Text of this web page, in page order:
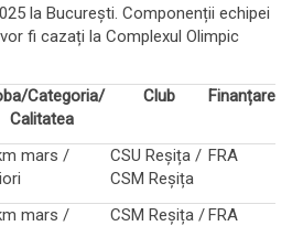
la Bucureşti. Componenții echipei
fi cazați la Complexul Olimpic
Categoria/
Calitatea
Club Finanțare
mars /
CSU Reșița /
CSM Reșița
FRA
mars /
CSM Reșița /FRA